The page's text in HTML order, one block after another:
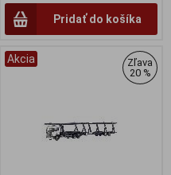
Pridať do košíka
Akcia
Zľava
20 %